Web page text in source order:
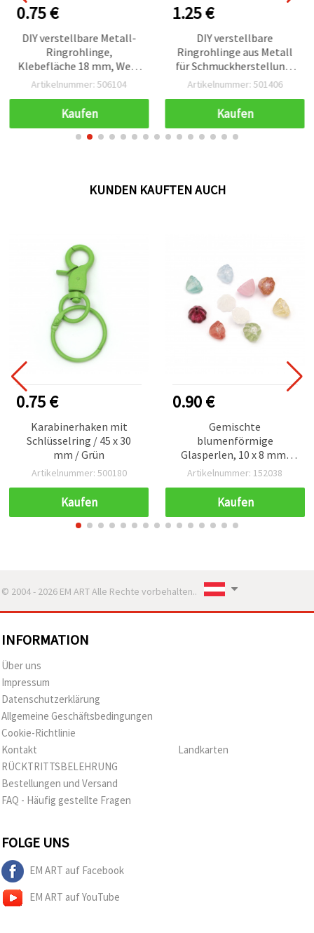
0.75 €
DIY verstellbare Metall-
Ringrohlinge,
Klebefläche 18 mm, Weiß
- 10 Stück
Artikelnummer: 506104
Kaufen
1.25 €
DIY verstellbare
Ringrohlinge aus Metall
für Schmuckherstellung,
silberfarben, 18 mm, mit
Stück
Artikelnummer: 501406
Kaufen
KUNDEN KAUFTEN AUCH
0.75 €
Karabinerhaken mit
Schlüsselring / 45 x 30
mm / Grün
Artikelnummer: 500180
Kaufen
0.90 €
Gemischte
blumenförmige
Glasperlen, 10 x 8 mm,
Bohrung 1 mm - 10 Stück
Artikelnummer: 152038
Kaufen
© 2004 - 2026 EM ART Alle Rechte vorbehalten..
INFORMATION
Über uns
Impressum
Datenschutzerklärung
Allgemeine Geschäftsbedingungen
Cookie-Richtlinie
Kontakt
RÜCKTRITTSBELEHRUNG
Bestellungen und Versand
FAQ - Häufig gestellte Fragen
Landkarten
FOLGE UNS
EM ART auf Facebook
EM ART auf YouTube